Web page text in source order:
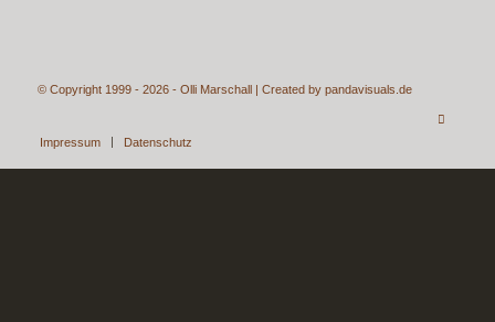
© Copyright 1999 - 2026 - Olli Marschall | Created by pandavisuals.de
Impressum Datenschutz